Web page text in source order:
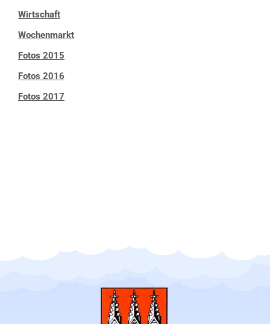
Wirtschaft
Wochenmarkt
Fotos 2015
Fotos 2016
Fotos 2017